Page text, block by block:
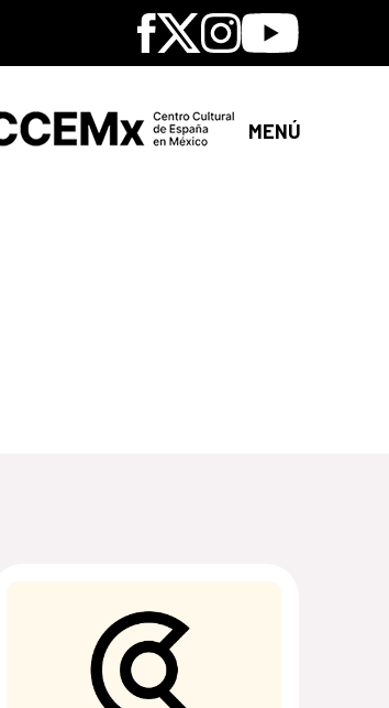
Facebook
X Instagram
Youtube
MENÚ